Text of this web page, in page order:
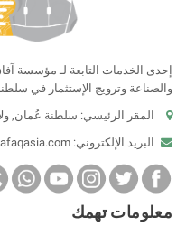
إحدى الخدمات التابعة لـ مؤسسة
والصناعة وترويج الإستثمار في
المقر الرئيسي: سلطنة عُمان,
البريد الإلكتروني:
معلومات تهمك